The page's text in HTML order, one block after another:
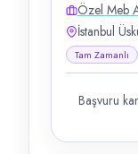
Özel Meb
İstanbul
Tam Zamanlı
Başvuru